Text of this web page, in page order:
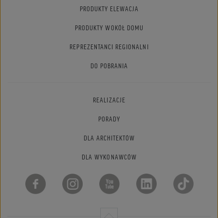
PRODUKTY ELEWACJA
PRODUKTY WOKÓŁ DOMU
REPREZENTANCI REGIONALNI
DO POBRANIA
REALIZACJE
PORADY
DLA ARCHITEKTÓW
DLA WYKONAWCÓW